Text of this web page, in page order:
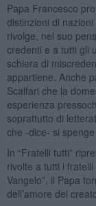
Papa Francesco
distinzioni di
rivolge, nel suo
credenti e a tutti gli
schiera di
appartiene. Anche
Scalfari che la
esperienza
soprattutto di
che -dice- si
In “Fratelli tutti”
rivolte a tutti i
Vangelo”, il Papa
dell’amore del